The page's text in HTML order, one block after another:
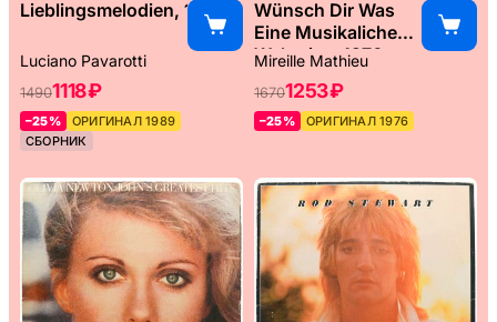
Lieblingsmelodien, 1989
Luciano Pavarotti
14901118 ₽
–25%
ОРИГИНАЛ 1989
СБОРНИК
Wünsch Dir Was
Eine Musikaliche
Weltreise, 1976
Mireille Mathieu
16701253 ₽
–25% ОРИГИНАЛ 1976